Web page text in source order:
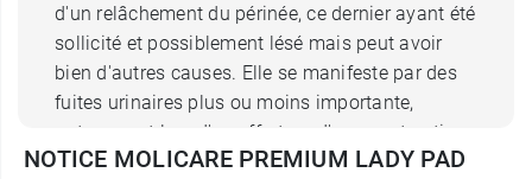
d'un relâchement du périnée, ce dernier ayant été
sollicité et possiblement lésé mais peut avoir
bien d'autres causes. Elle se manifeste par des
fuites urinaires plus ou moins importante,
notamment lors d'un effort ou d'une contraction
de l'abdomen.
NOTICE MOLICARE PREMIUM LADY PAD